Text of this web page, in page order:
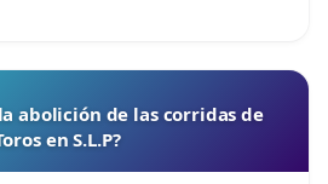
abolición de las corridas de
en S.L.P?